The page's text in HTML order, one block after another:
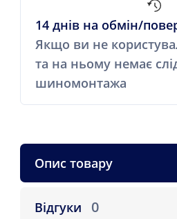
14 днів на обмін/
Якщо ви не
та на ньому немає
шиномонтажа
Опис товару
Відгуки 0